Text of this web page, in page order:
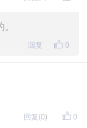
0
回复
0
回复 (0)